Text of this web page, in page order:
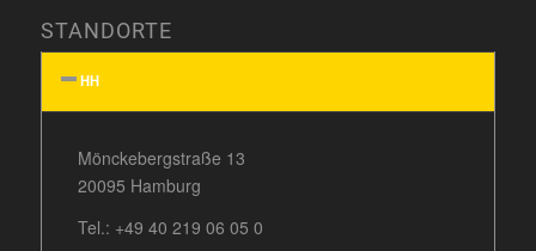
STANDORTE
HH
Mönckebergstraße 13
20095 Hamburg
Tel.: +49 40 219 06 05 0